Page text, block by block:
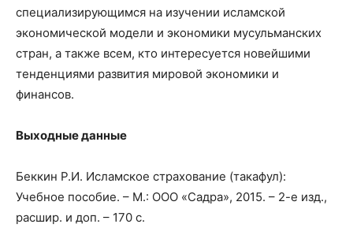
специализирующимся на изучении исламской
экономической модели и экономики мусульманских
стран, а также всем, кто интересуется новейшими
тенденциями развития мировой экономики и
финансов.
Выходные данные
Беккин Р.И. Исламское страхование (такафул):
Учебное пособие. – М.: ООО «Садра», 2015. – 2-е изд.,
расшир. и доп. – 170 с.